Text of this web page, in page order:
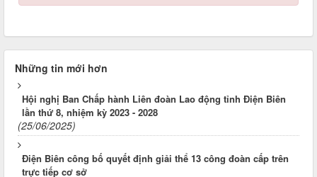
Những tin mới hơn
Hội nghị Ban Chấp hành Liên đoàn Lao động tỉnh Điện Biên
lần thứ 8, nhiệm kỳ 2023 - 2028
(25/06/2025)
Điện Biên công bố quyết định giải thể 13 công đoàn cấp trên
trực tiếp cơ sở